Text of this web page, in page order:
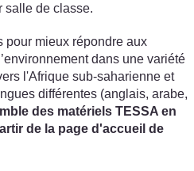
salle de classe.
pour mieux répondre aux
dans une variété
l'Afrique sub-saharienne et
différentes (anglais, arabe,
des matériels TESSA en
de la page d'accueil de